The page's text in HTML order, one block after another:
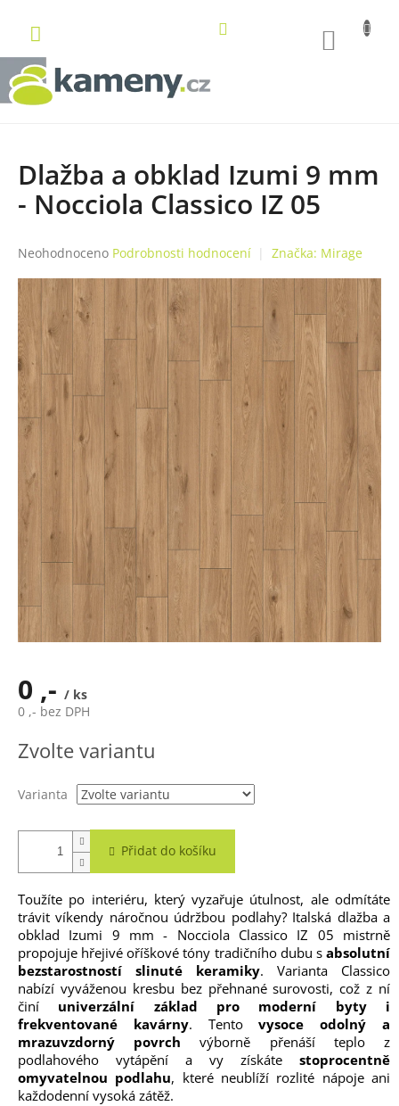
obsah
Dlažba a obklad Izumi 9 mm
- Nocciola Classico IZ 05
Průměrné
produktu
je
0,0
z
5
hvězdiček.
Neohodnoceno Podrobnosti hodnocení Značka: Mirage
0 ,- / ks
0 ,- bez DPH
cena:
Zvolte variantu
Varianta
Přidat do košíku
Toužíte po interiéru, který vyzařuje útulnost, ale odmítáte
trávit víkendy náročnou údržbou podlahy? Italská dlažba a
obklad Izumi 9 mm - Nocciola Classico IZ 05 mistrně
propojuje hřejivé oříškové tóny tradičního dubu s absolutní
bezstarostností slinuté keramiky. Varianta Classico
nabízí vyváženou kresbu bez přehnané surovosti, což z ní
činí univerzální základ pro moderní byty i
frekventované kavárny. Tentovysoce odolný a
mrazuvzdorný povrch výborně přenáší teplo z
podlahového vytápění a vy získáte stoprocentně
omyvatelnou podlahu, které neublíží rozlité nápoje ani
každodenní vysoká zátěž.